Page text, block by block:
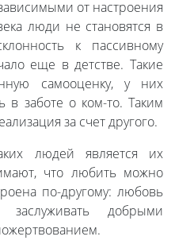
от настроения
люди не становятся в
к пассивному
еще в детстве. Такие
самооценку, у них
в заботе о ком-то. Таким
за счет другого.
людей является их
что любить можно
по-другому: любовь
заслуживать добрыми